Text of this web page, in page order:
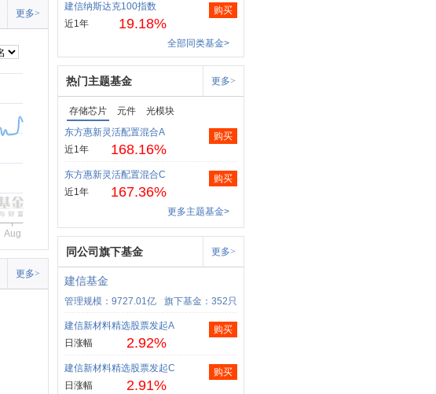
更多>
Aug
更多>
建信纳斯达克100指数
近1年
19.18%
购买
全部同类基金>
热门主题基金 更多>
存储芯片 元件
光模块
东方惠新灵活配置混合A
近1年
168.16%
购买
东方惠新灵活配置混合C
近1年
167.36%
购买
更多主题基金>
同公司旗下基金 更多>
建信基金
管理规模：9727.01亿 旗下基金：352只
建信新材料精选股票发起A
日涨幅
2.92%
购买
建信新材料精选股票发起C
日涨幅
2.91%
购买